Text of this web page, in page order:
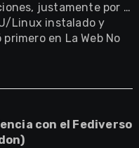
justamente por …
Linux instalado y
en La Web No
con el Fediverso